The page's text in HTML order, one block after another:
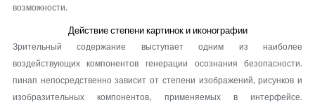
возможности.
Действие степени картинок и иконографии
Зрительный содержание выступает одним из наиболее
воздействующих компонентов генерации осознания безопасности.
пинап непосредственно зависит от степени изображений, рисунков и
изобразительных компонентов, применяемых в интерфейсе.